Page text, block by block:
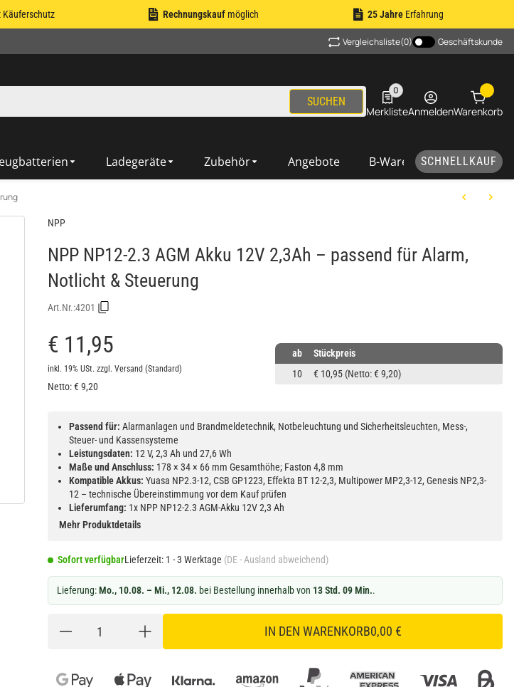
Rechnungskauf möglich 25 JahreErfahrung
Vergleichsliste(0) Geschäftskunde
SUCHEN
0
0 Produkte in der Liste
MerklisteAnmeldenWarenkorb
Ladegeräte Zubehör Angebote B-Ware SCHNELLKAUF
NPP
NPP NP12-2.3 AGM Akku 12V 2,3Ah – passend für Alarm,
Notlicht & Steuerung
Art.Nr.:4201
€ 11,95
inkl. 19% USt. zzgl. Versand (Standard)
Netto:€9,20
ab
Stückpreis
10
€ 10,95 (Netto: € 9,20)
Passend für: Alarmanlagen und Brandmeldetechnik, Notbeleuchtung und Sicherheitsleuchten, Mess-,
Steuer- und Kassensysteme
Leistungsdaten: 12 V, 2,3 Ah und 27,6 Wh
Maße und Anschluss: 178 × 34 × 66 mm Gesamthöhe; Faston 4,8 mm
Kompatible Akkus: Yuasa NP2.3-12, CSB GP1223, Effekta BT 12-2,3, Multipower MP2,3-12, Genesis NP2,3-
12 – technische Übereinstimmung vor dem Kauf prüfen
Lieferumfang: 1x NPP NP12-2.3 AGM-Akku 12V 2,3 Ah
Mehr Produktdetails
Sofort verfügbarLieferzeit: 1 - 3 Werktage (DE - Ausland abweichend)
Lieferung:Mo., 10.08. – Mi., 12.08. bei Bestellung innerhalb von 13 Std. 09 Min..
IN DEN WARENKORB0,00 €